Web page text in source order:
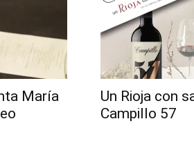
María
Un Rioja con
Campillo 57